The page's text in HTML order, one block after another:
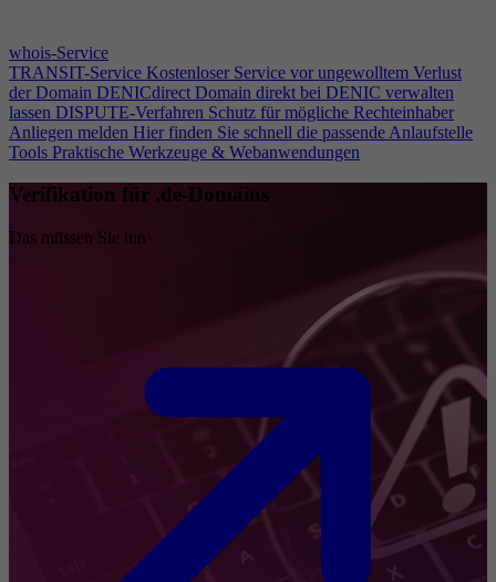
whois-Service
TRANSIT-Service Kostenloser Service vor ungewolltem Verlust
der Domain DENICdirect Domain direkt bei DENIC verwalten
lassen DISPUTE-Verfahren Schutz für mögliche Rechteinhaber
Anliegen melden Hier finden Sie schnell die passende Anlaufstelle
Tools Praktische Werkzeuge & Webanwendungen
Verifikation für .de-Domains
Das müssen Sie tun